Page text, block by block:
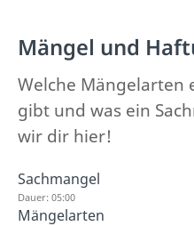
Mängel und
Welche Mängelarten
gibt und was ein
wir dir hier!
Sachmangel
Dauer: 05:00
Mängelarten